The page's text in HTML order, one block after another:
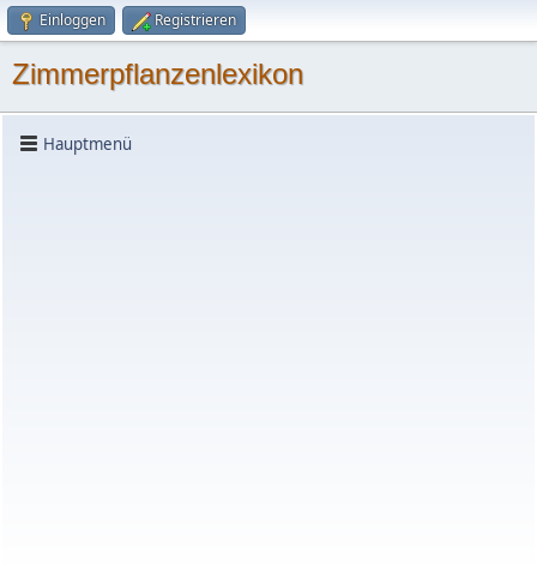
Einloggen Registrieren
Zimmerpflanzenlexikon
Hauptmenü